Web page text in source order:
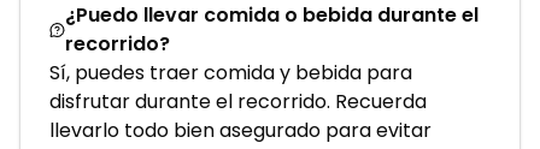
¿Puedo llevar comida o bebida durante el
recorrido?
Sí, puedes traer comida y bebida para
disfrutar durante el recorrido. Recuerda
llevarlo todo bien asegurado para evitar